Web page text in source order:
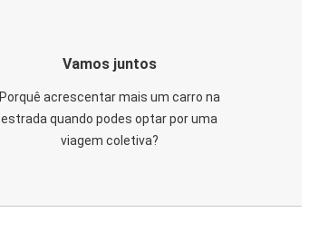
Vamos juntos
Porquê acrescentar mais um carro na
estrada quando podes optar por uma
viagem coletiva?